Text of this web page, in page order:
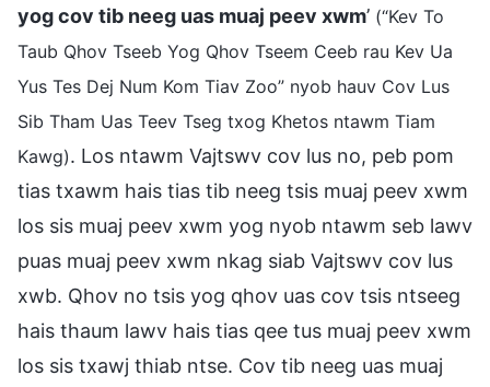
yog cov tib neeg uas muaj peev xwm’ (“Kev To
Taub Qhov Tseeb Yog Qhov Tseem Ceeb rau Kev Ua
Yus Tes Dej Num Kom Tiav Zoo” nyob hauv Cov Lus
Sib Tham Uas Teev Tseg txog Khetos ntawm Tiam
Kawg). Los ntawm Vajtswv cov lus no, peb pom
tias txawm hais tias tib neeg tsis muaj peev xwm
los sis muaj peev xwm yog nyob ntawm seb lawv
puas muaj peev xwm nkag siab Vajtswv cov lus
xwb. Qhov no tsis yog qhov uas cov tsis ntseeg
hais thaum lawv hais tias qee tus muaj peev xwm
los sis txawj thiab ntse. Cov tib neeg uas muaj